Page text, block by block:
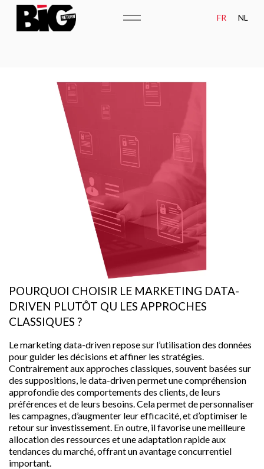
MÉTIERS
CAMPAGNES
LE GROUPE BIG
NEWS
MATURITÉ DATA
FR NL
POURQUOI CHOISIR LE MARKETING DATA-
DRIVEN PLUTÔT QU LES APPROCHES
CLASSIQUES ?
Le marketing data-driven repose sur l’utilisation des données
pour guider les décisions et affiner les stratégies.
Contrairement aux approches classiques, souvent basées sur
des suppositions, le data-driven permet une compréhension
approfondie des comportements des clients, de leurs
préférences et de leurs besoins. Cela permet de personnaliser
les campagnes, d’augmenter leur efficacité, et d’optimiser le
retour sur investissement. En outre, il favorise une meilleure
allocation des ressources et une adaptation rapide aux
tendances du marché, offrant un avantage concurrentiel
important.